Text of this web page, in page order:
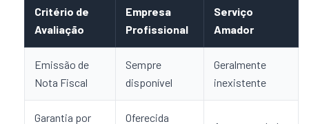
Critério de
Avaliação
Empresa
Profissional
Serviço
Amador
Emissão de
Nota Fiscal
Sempre
disponível
Geralmente
inexistente
Garantia por
Oferecida